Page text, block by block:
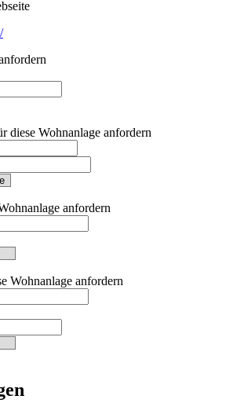
diese Wohnanlage anfordern
anfordern
Wohnanlage anfordern